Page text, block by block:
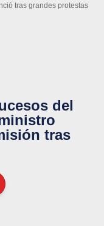
tras grandes protestas
del
tras